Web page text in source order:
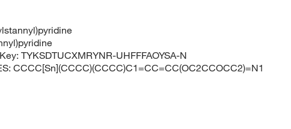
TYKSDTUCXMRYNR-UHFFFAOYSA-N
CCCC[Sn](CCCC)(CCCC)C1=CC=CC(OC2CCOCC2)=N1